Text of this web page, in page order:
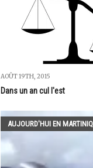
AOÛT 19TH, 2015
Dans un an cul l'est
AUJOURD'HUI EN